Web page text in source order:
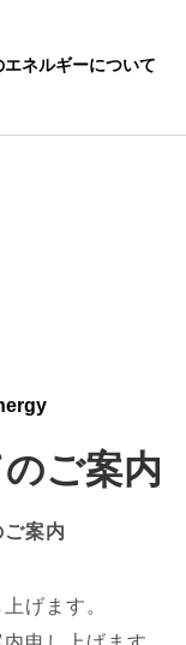
エネルギーについて
ご案内
案内
げます。